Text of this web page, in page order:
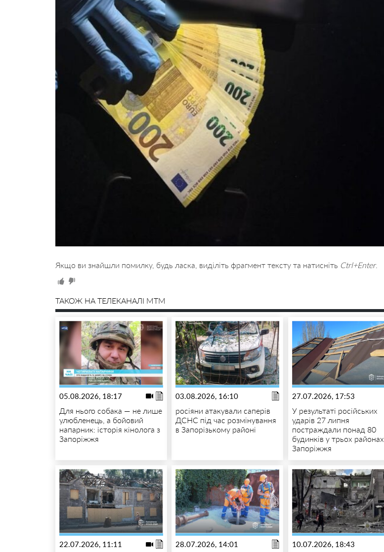
Якщо ви знайшли помилку, будь ласка, виділіть фрагмент тексту та натисніть Ctrl+Enter.
ТАКОЖ НА ТЕЛЕКАНАЛІ MTM
05.08.2026, 18:17
Для нього собака — не лише
улюбленець, а бойовий
напарник: історія кінолога з
Запоріжжя
03.08.2026, 16:10
росіяни атакували саперів
ДСНС під час розмінування
в Запорізькому районі
27.07.2026, 17:53
У результаті російських
ударів 27 липня
постраждали понад 80
будинків у трьох районах
Запоріжжя
22.07.2026, 11:11 28.07.2026, 14:01 10.07.2026, 18:43